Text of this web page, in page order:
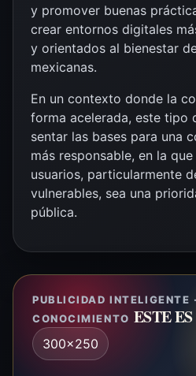
y promover buenas
crear entornos digitales
y orientados al bienestar
mexicanas.
En un contexto donde la
forma acelerada, este tipo
sentar las bases para una
más responsable, en la
usuarios, particularmente
vulnerables, sea una
pública.
PUBLICIDAD INTELIGENTE
CONOCIMIENTO ESTE
300x250